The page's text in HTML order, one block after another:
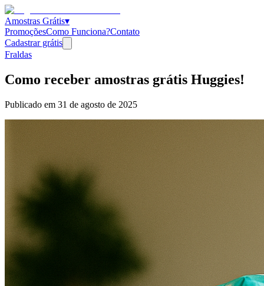
Amostras Grátis▾
PromoçõesComo Funciona?Contato
Cadastrar grátis
Fraldas
Como receber amostras grátis Huggies!
Publicado em 31 de agosto de 2025